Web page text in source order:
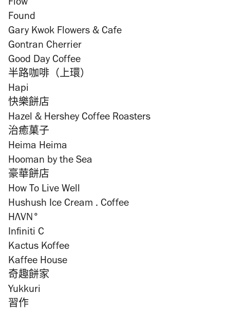
Flow
Found
Gary Kwok Flowers & Cafe
Gontran Cherrier
Good Day Coffee
半路咖啡（上環）
Hapi
快樂餅店
Hazel & Hershey Coffee Roasters
治癒菓子
Heima Heima
Hooman by the Sea
豪華餅店
How To Live Well
Hushush Ice Cream . Coffee
HΛVN°
Infiniti C
Kactus Koffee
Kaffee House
奇趣餅家
Yukkuri
習作